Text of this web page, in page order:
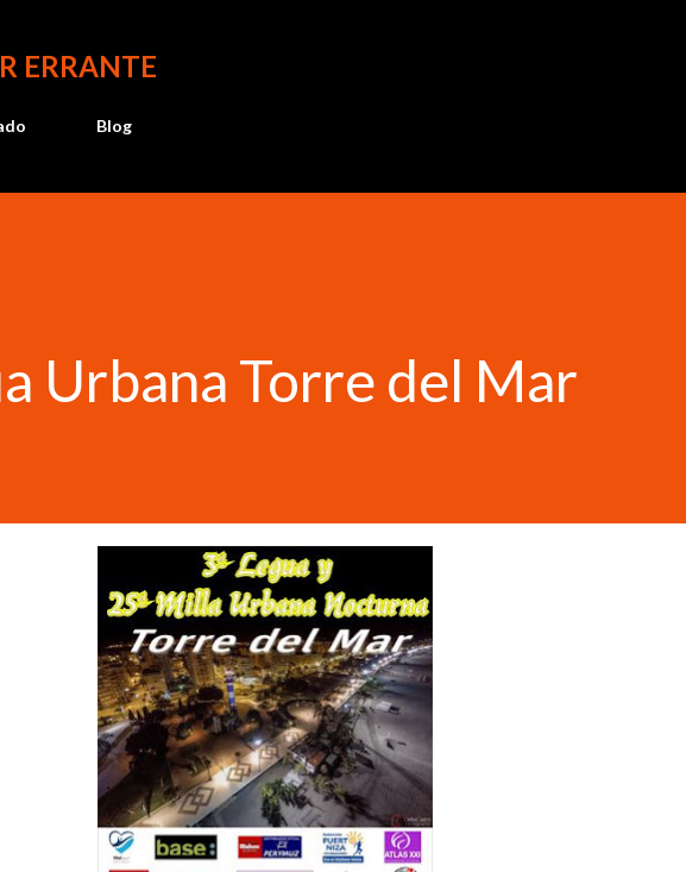
ERRANTE
Blog
Urbana Torre del Mar